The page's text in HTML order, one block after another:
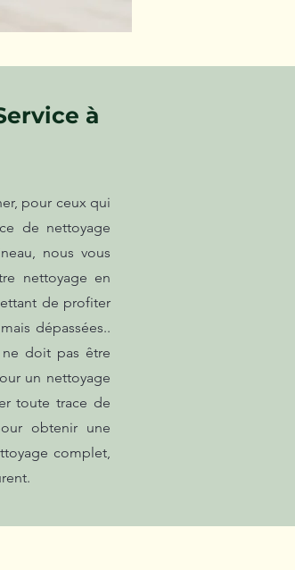
à
pour ceux qui
de nettoyage
nous vous
nettoyage en
de profiter
dépassées..
ne doit pas être
un nettoyage
toute trace de
obtenir une
complet,